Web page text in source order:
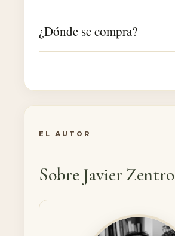
¿Dónde se compra?
EL AUTOR
Sobre Javier Zentro